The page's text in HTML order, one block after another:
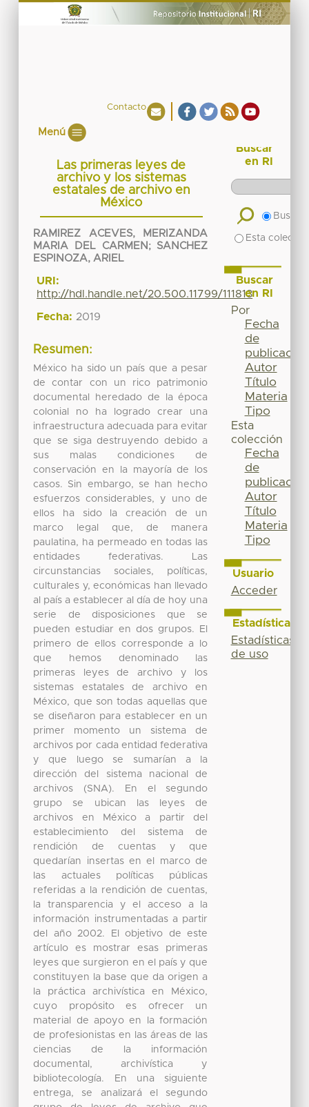
Contacto
Menú
Las primeras leyes de
archivo y los sistemas
estatales de archivo en
México
RAMIREZ ACEVES, MERIZANDA
MARIA DEL CARMEN ; SANCHEZ
ESPINOZA, ARIEL
URI:
http://hdl.handle.net/20.500.11799/111813
Fecha: 2019
Resumen:
México ha sido un país que a pesar
de contar con un rico patrimonio
documental heredado de la época
colonial no ha logrado crear una
infraestructura adecuada para evitar
que se siga destruyendo debido a
sus malas condiciones de
conservación en la mayoría de los
casos. Sin embargo, se han hecho
esfuerzos considerables, y uno de
ellos ha sido la creación de un
marco legal que, de manera
paulatina, ha permeado en todas las
entidades federativas. Las
circunstancias sociales, políticas,
culturales y, económicas han llevado
al país a establecer al día de hoy una
serie de disposiciones que se
pueden estudiar en dos grupos. El
primero de ellos corresponde a lo
que hemos denominado las
primeras leyes de archivo y los
sistemas estatales de archivo en
México, que son todas aquellas que
se diseñaron para establecer en un
primer momento un sistema de
archivos por cada entidad federativa
y que luego se sumarían a la
dirección del sistema nacional de
archivos (SNA). En el segundo
grupo se ubican las leyes de
archivos en México a partir del
establecimiento del sistema de
rendición de cuentas y que
quedarían insertas en el marco de
las actuales políticas públicas
referidas a la rendición de cuentas,
la transparencia y el acceso a la
información instrumentadas a partir
del año 2002. El objetivo de este
artículo es mostrar esas primeras
leyes que surgieron en el país y que
constituyen la base que da origen a
la práctica archivística en México,
cuyo propósito es ofrecer un
material de apoyo en la formación
de profesionistas en las áreas de las
ciencias de la información
documental, archivística y
bibliotecología. En una siguiente
entrega, se analizará el segundo
Buscar
en RI
Buscar
Esta
Buscar
en RI
Por
Fecha
de
publicación
Autor
Título
Materia
Tipo
Esta
colección
Fecha
de
publicación
Autor
Título
Materia
Tipo
Usuario
Acceder
Estadísticas
Estadísticas
de uso